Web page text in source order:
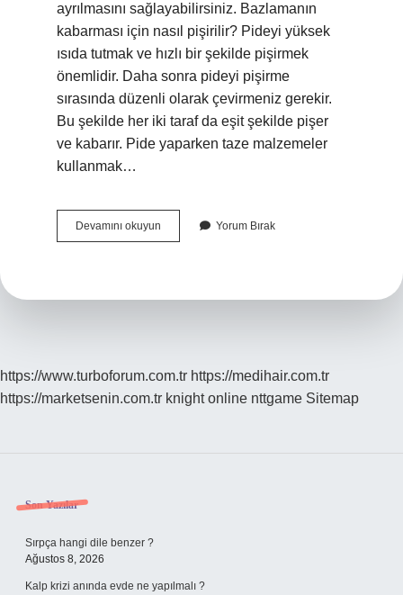
ayrılmasını sağlayabilirsiniz. Bazlamanın
kabarması için nasıl pişirilir? Pideyi yüksek
ısıda tutmak ve hızlı bir şekilde pişirmek
önemlidir. Daha sonra pideyi pişirme
sırasında düzenli olarak çevirmeniz gerekir.
Bu şekilde her iki taraf da eşit şekilde pişer
ve kabarır. Pide yaparken taze malzemeler
kullanmak…
Devamını okuyun Bazlama
Tavada
Yorum Bırak
https://www.turboforum.com.tr https://medihair.com.tr
https://marketsenin.com.tr knight online nttgame Sitemap
Sidebar
Son Yazılar
Sırpça hangi dile benzer ?
Ağustos 8, 2026
Kalp krizi anında evde ne yapılmalı ?